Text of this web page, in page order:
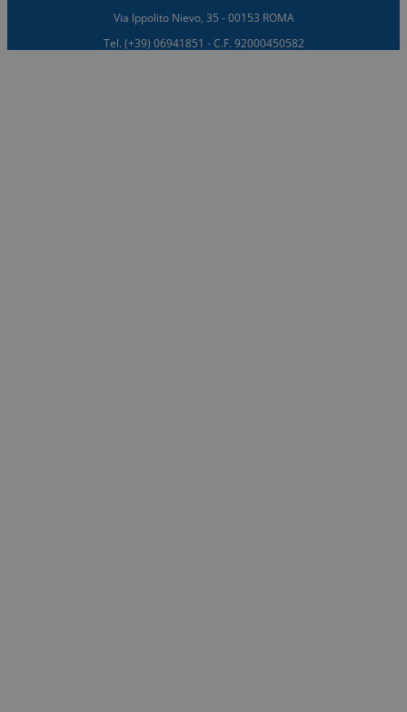
Via Ippolito Nievo, 35 - 00153 ROMA
Tel. (+39) 06941851 - C.F. 92000450582